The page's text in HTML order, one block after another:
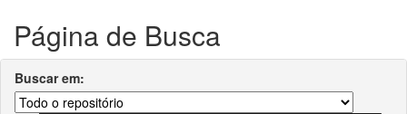
Página de Busca
Buscar em: